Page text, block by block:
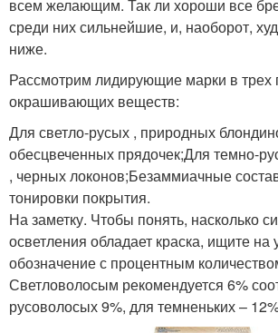
всем желающим. Так ли хороши все
среди них сильнейшие, и, наоборот,
ниже.
Рассмотрим лидирующие марки в трех
окрашивающих веществ:
Для светло-русых , природных
обесцвеченных прядочек;Для темно-
, черных локонов;Безаммиачные
тонировки покрытия.
На заметку. Чтобы понять, насколько
осветления обладает краска, ищите на
обозначение с процентным
Светловолосым рекомендуется 6%
русоволосых 9%, для темненьких –